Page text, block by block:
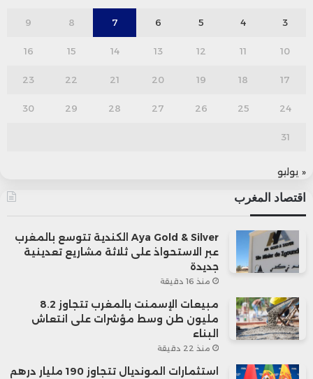
3
4
5
6
7
8
9
10
11
12
13
14
15
16
17
18
19
20
21
22
23
24
25
26
27
28
29
30
31
« يوليو
اقتصاد المغرب
Aya Gold & Silver الكندية تتوسع بالمغرب
عبر الاستحواذ على ثلاثة مشاريع تعدينية
جديدة
منذ 16 دقيقة
مبيعات الإسمنت بالمغرب تتجاوز 8.2
مليون طن وسط مؤشرات على انتعاش
البناء
منذ 22 دقيقة
استثمارات المونديال تتجاوز 190 مليار درهم